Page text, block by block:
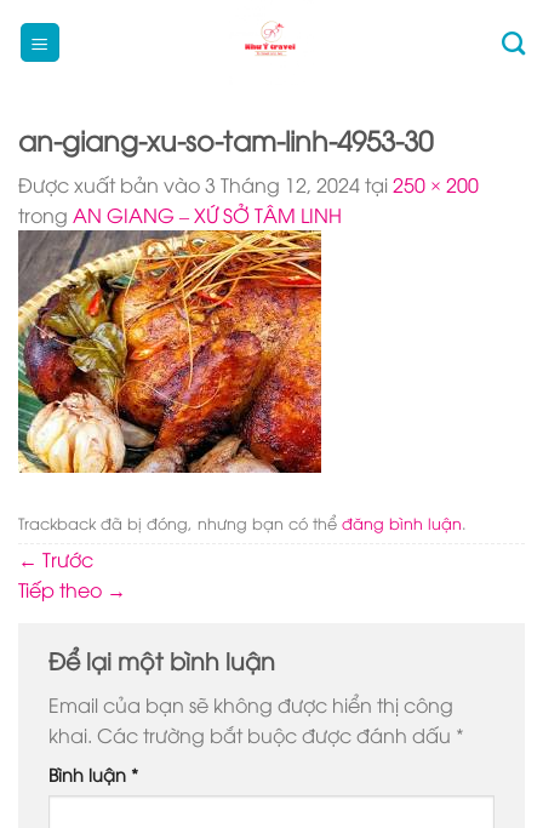
qua
an-giang-xu-so-tam-linh-4953-30
Được xuất bản vào3 Tháng 12, 2024tại 250 × 200
trong AN GIANG – XỨ SỞ TÂM LINH
Trackback đã bị đóng, nhưng bạn có thể đăng bình luận
← Trước
Tiếp theo →
Để lại một bình luận
Email của bạn sẽ không được hiển thị công
khai. Các trường bắt buộc được đánh dấu *
Bình luận *